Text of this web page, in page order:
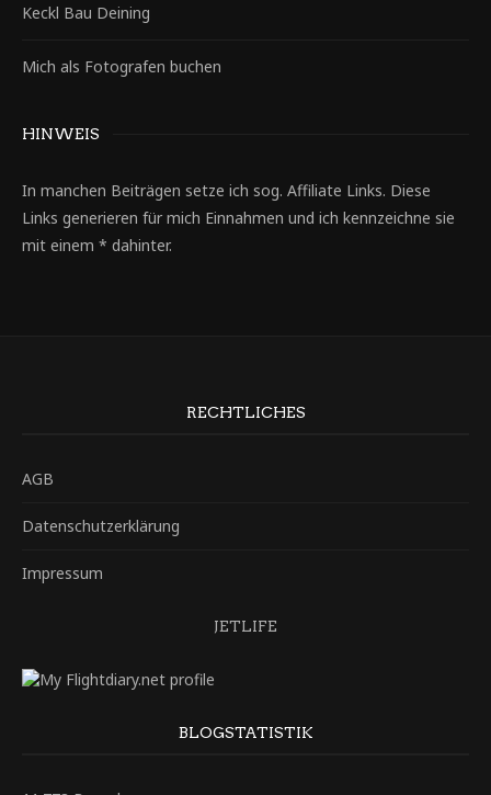
Keckl Bau Deining
Mich als Fotografen buchen
HINWEIS
In manchen Beiträgen setze ich sog. Affiliate Links. Diese
Links generieren für mich Einnahmen und ich kennzeichne sie
mit einem * dahinter.
RECHTLICHES
AGB
Datenschutzerklärung
Impressum
JETLIFE
BLOGSTATISTIK